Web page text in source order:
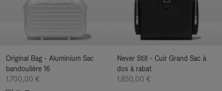
Original Bag - Aluminium Sac
bandoulière 16
1.700,00 €
Never Still - Cuir Grand Sac à
dos à rabat
1.850,00 €